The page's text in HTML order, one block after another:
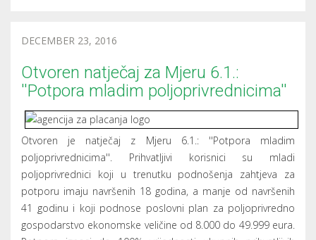
gospodarskih objekata uključujući vanjsku i unutarnju
svrhu obavljanja poljoprivredne proizvodnje ili prerade
proizvoda, podizanje novih i/ili restrukturiranje postojećih
nasada, uređenje i trajnije poboljšanje kvalitete
poljoprivrednog zemljišta u svrhu poljoprivredne
proizvodnje, građenje i opremanje objekata za prodaju i
prezentaciju vlastitih poljoprivrednih proizvoda uključujući i
troškove promidžbe, kupnja ili zakup poljoprivrednog
zemljišta te kupnja poljoprivredne mehanizacije, strojeva i
opreme.